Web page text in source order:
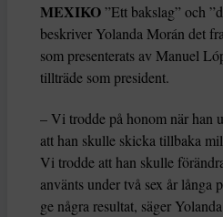
MEXIKO”Ett bakslag” och
beskriver Yolanda Morán det
som presenterats av Manuel
tillträde som president.
– Vi trodde på honom när han
att han skulle skicka tillbaka
Vi trodde att han skulle
använts under två sex år långa
ge några resultat, säger